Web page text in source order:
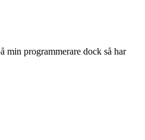
min programmerare dock så har